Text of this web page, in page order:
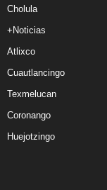
Cholula
+Noticias
Atlixco
Cuautlancingo
Texmelucan
Coronango
Huejotzingo